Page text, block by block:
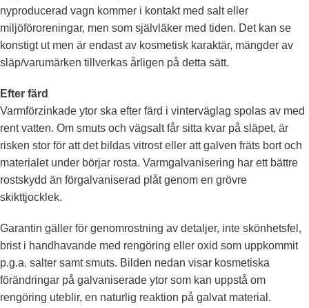
nyproducerad vagn kommer i kontakt med salt eller
miljöföroreningar, men som självläker med tiden. Det kan se
konstigt ut men är endast av kosmetisk karaktär, mängder av
släp/varumärken tillverkas årligen på detta sätt.
Efter färd
Varmförzinkade ytor ska efter färd i vinterväglag spolas av med
rent vatten. Om smuts och vägsalt får sitta kvar på släpet, är
risken stor för att det bildas vitrost eller att galven fräts bort och
materialet under börjar rosta. Varmgalvanisering har ett bättre
rostskydd än förgalvaniserad plåt genom en grövre
skikttjocklek.
Garantin gäller för genomrostning av detaljer, inte skönhetsfel,
brist i handhavande med rengöring eller oxid som uppkommit
p.g.a. salter samt smuts. Bilden nedan visar kosmetiska
förändringar på galvaniserade ytor som kan uppstå om
rengöring uteblir, en naturlig reaktion på galvat material.